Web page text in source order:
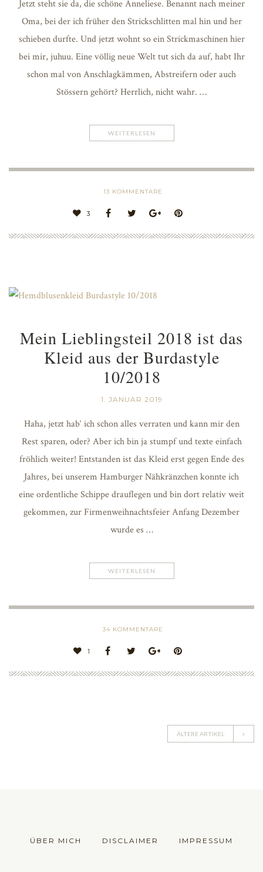
Jetzt steht sie da, die schöne Anneliese. Benannt nach meiner
Oma, bei der ich früher den Strickschlitten mal hin und her
schieben durfte. Und jetzt wohnt so ein Strickmaschinen hier
bei mir, juhuu. Eine völlig neue Welt tut sich da auf, habt Ihr
schon mal von Anschlagkämmen, Abstreifern oder auch
Stössern gehört? Herrlich, nicht wahr. …
WEITERLESEN
13 KOMMENTARE
3
Mein Lieblingsteil 2018 ist das
Kleid aus der Burdastyle
10/2018
1. JANUAR 2019
Haha, jetzt hab‘ ich schon alles verraten und kann mir den
Rest sparen, oder? Aber ich bin ja stumpf und texte einfach
fröhlich weiter! Entstanden ist das Kleid erst gegen Ende des
Jahres, bei unserem Hamburger Nähkränzchen konnte ich
eine ordentliche Schippe drauflegen und bin dort relativ weit
gekommen, zur Firmenweihnachtsfeier Anfang Dezember
wurde es …
WEITERLESEN
34 KOMMENTARE
1
ÄLTERE ARTIKEL
ÜBER MICH DISCLAIMER IMPRESSUM